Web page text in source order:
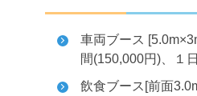
車両ブース
間(150,000円)、１
飲食ブース[前面